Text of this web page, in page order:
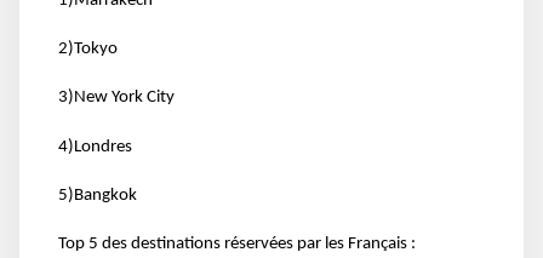
2)Tokyo
3)New York City
4)Londres
5)Bangkok
Top 5 des destinations réservées par les Français :